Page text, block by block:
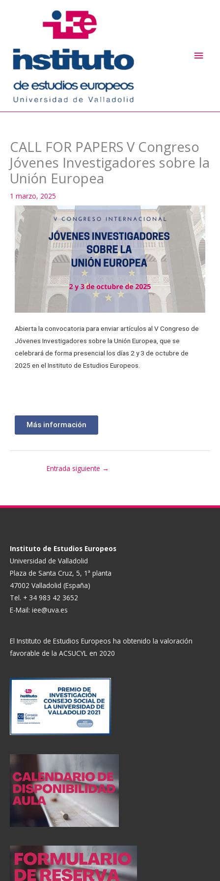
CALL FOR PAPERS V Congreso
Jóvenes Investigadores sobre la
Unión Europea
1 marzo, 2025
Abierta la convocatoria para enviar artículos al V Congreso de
Jóvenes Investigadores sobre la Unión Europea, que se
celebrará de forma presencial los días 2 y 3 de octubre de
2025 en el Instituto de Estudios Europeos.
Más información
Entrada siguiente →
Instituto de Estudios Europeos
Universidad de Valladolid
Plaza de Santa Cruz, 5, 1ª planta
47002 Valladolid (España)
Tel. + 34 983 42 3652
E-Mail: iee@uva.es
El Instituto de Estudios Europeos ha obtenido la valoración
favorable de la ACSUCYL en 2020